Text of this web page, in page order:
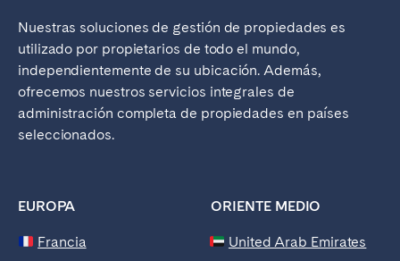
Nuestras soluciones de gestión de propiedades es
utilizado por propietarios de todo el mundo,
independientemente de su ubicación. Además,
ofrecemos nuestros servicios integrales de
administración completa de propiedades en países
seleccionados.
EUROPA ORIENTE MEDIO
Francia United Arab Emirates